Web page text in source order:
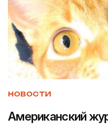
НОВОСТИ
Американский